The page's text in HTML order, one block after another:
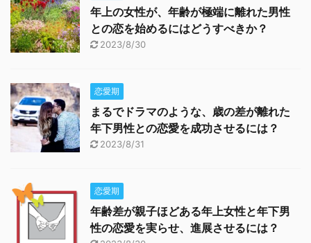
年上の女性が、年齢が極端に離れた男性
との恋を始めるにはどうすべきか？
2023/8/30
恋愛期
まるでドラマのような、歳の差が離れた
年下男性との恋愛を成功させるには？
2023/8/31
恋愛期
年齢差が親子ほどある年上女性と年下男
性の恋愛を実らせ、進展させるには？